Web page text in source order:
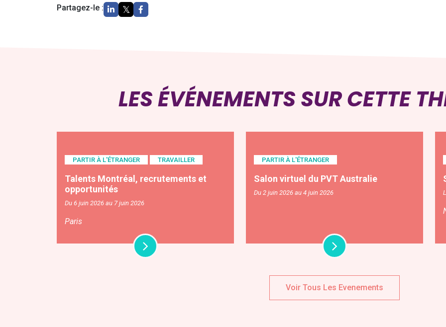
Partagez-le :
LES ÉVÉNEMENTS SUR CETTE
PARTIR À L'ÉTRANGER TRAVAILLER
Talents Montréal, recrutements et
opportunités
Du 6 juin 2026 au 7 juin 2026
Paris
PARTIR À L'ÉTRANGER
Salon virtuel du PVT Australie
Du 2 juin 2026 au 4 juin 2026
Voir Tous Les Evenements